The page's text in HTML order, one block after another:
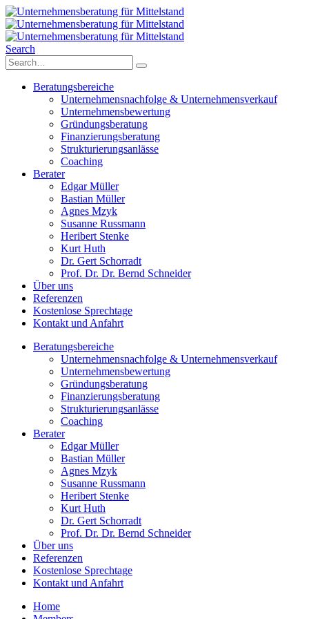
Search
Beratungsbereiche
Unternehmensnachfolge & Unternehmensverkauf
Unternehmensbewertung
Gründungsberatung
Finanzierungsberatung
Strukturierungsanlässe
Coaching
Berater
Edgar Müller
Bastian Müller
Agnes Mzyk
Susanne Russmann
Heribert Stenke
Kurt Huth
Dr. Gert Schorradt
Prof. Dr. Dr. Bernd Schneider
Über uns
Referenzen
Kostenlose Sprechtage
Kontakt und Anfahrt
Beratungsbereiche
Unternehmensnachfolge & Unternehmensverkauf
Unternehmensbewertung
Gründungsberatung
Finanzierungsberatung
Strukturierungsanlässe
Coaching
Berater
Edgar Müller
Bastian Müller
Agnes Mzyk
Susanne Russmann
Heribert Stenke
Kurt Huth
Dr. Gert Schorradt
Prof. Dr. Dr. Bernd Schneider
Über uns
Referenzen
Kostenlose Sprechtage
Kontakt und Anfahrt
Home